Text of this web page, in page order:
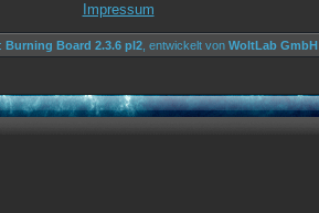
Impressum
Burning Board 2.3.6 pl2, entwickelt von WoltLab GmbH